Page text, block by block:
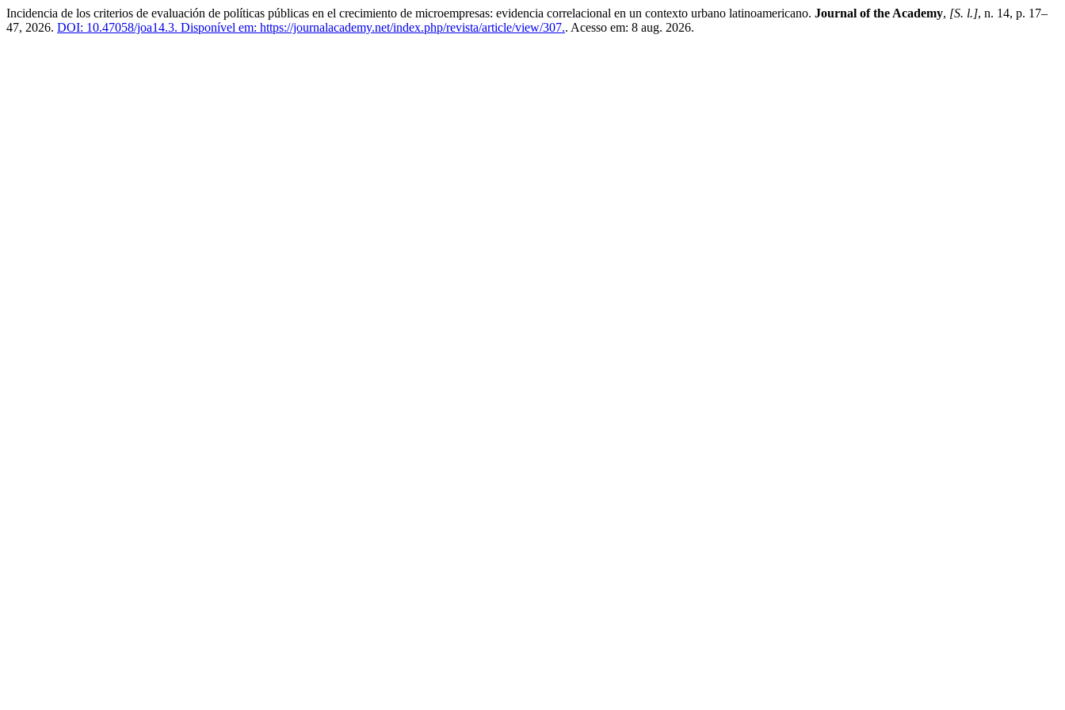
Incidencia de los criterios de evaluación de políticas públicas en el crecimiento de microempresas: evidencia correlacional en un contexto urbano latinoamericano. Journal of the Academy, [S. l.], n. 14, p. 17–
47, 2026. DOI: 10.47058/joa14.3. Disponível em: https://journalacademy.net/index.php/revista/article/view/307.. Acesso em: 8 aug. 2026.